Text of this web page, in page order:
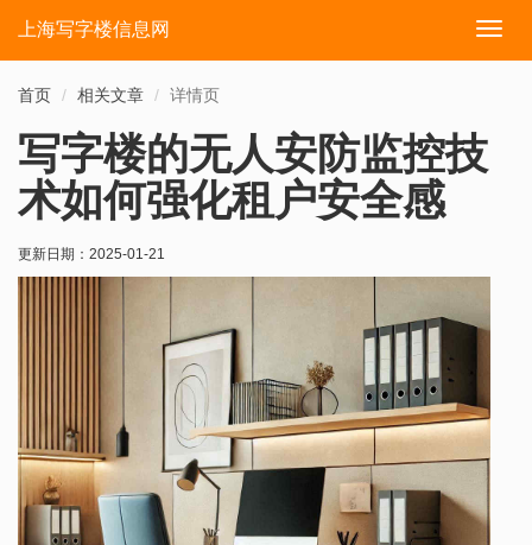
切
上海写字楼信息网
首页 相关文章 详情页
写字楼的无人安防监控技
术如何强化租户安全感
更新日期： 2025-01-21